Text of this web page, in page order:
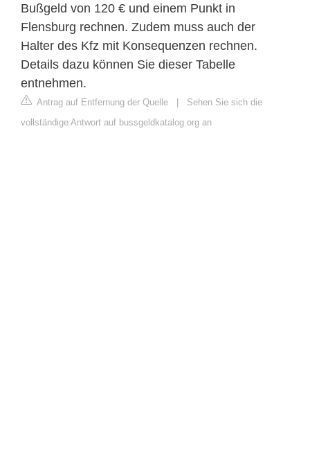
Bußgeld von 120 € und einem Punkt in
Flensburg rechnen. Zudem muss auch der
Halter des Kfz mit Konsequenzen rechnen.
Details dazu können Sie dieser Tabelle
entnehmen.
Antrag auf Entfernung der Quelle | Sehen Sie sich die
vollständige Antwort auf bussgeldkatalog.org an